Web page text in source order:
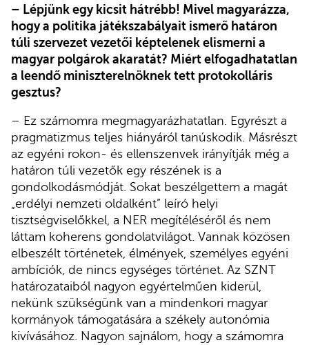
– Lépjünk egy kicsit hátrébb! Mivel magyarázza,
hogy a politika játékszabályait ismerő határon
túli szervezet vezetői képtelenek elismerni a
magyar polgárok akaratát? Miért elfogadhatatlan
a leendő miniszterelnöknek tett protokolláris
gesztus?
– Ez számomra megmagyarázhatatlan. Egyrészt a
pragmatizmus teljes hiányáról tanúskodik. Másrészt
az egyéni rokon- és ellenszenvek irányítják még a
határon túli vezetők egy részének is a
gondolkodásmódját. Sokat beszélgettem a magát
„erdélyi nemzeti oldalként” leíró helyi
tisztségviselőkkel, a NER megítéléséről és nem
láttam koherens gondolatvilágot. Vannak közösen
elbeszélt történetek, élmények, személyes egyéni
ambíciók, de nincs egységes történet. Az SZNT
határozataiból nagyon egyértelműen kiderül,
nekünk szükségünk van a mindenkori magyar
kormányok támogatására a székely autonómia
kivívásához. Nagyon sajnálom, hogy a számomra